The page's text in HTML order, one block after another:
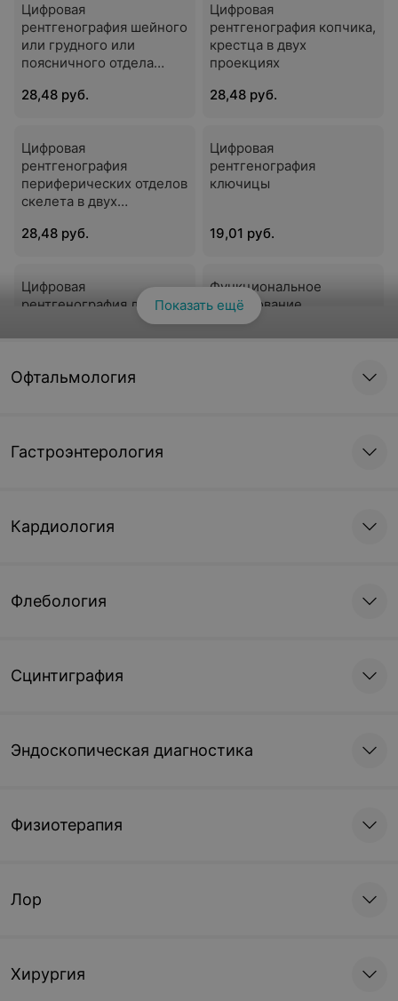
Цифровая
рентгенография шейного
или грудного или
поясничного отдела
проекциях
28,48 руб.
Цифровая
рентгенография копчика,
крестца в двух
проекциях
28,48 руб.
Цифровая
рентгенография
периферических отделов
скелета в двух
28,48 руб.
Цифровая
рентгенография
ключицы
19,01 руб.
Цифровая
рентгенография лопатки
Функциональное
исследование
позвоночника
Смотреть все
Показать ещё
Офтальмология
Гастроэнтерология
Кардиология
Флебология
Сцинтиграфия
Эндоскопическая диагностика
Физиотерапия
Лор
Хирургия